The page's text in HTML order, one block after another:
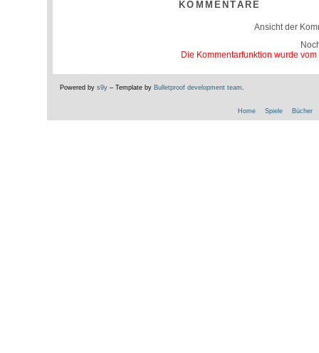
KOMMENTARE
Ansicht der
Die Kommentarfunktion wurde
Powered by s9y– Template by Bulletproof development team
Home Spiele Bücher